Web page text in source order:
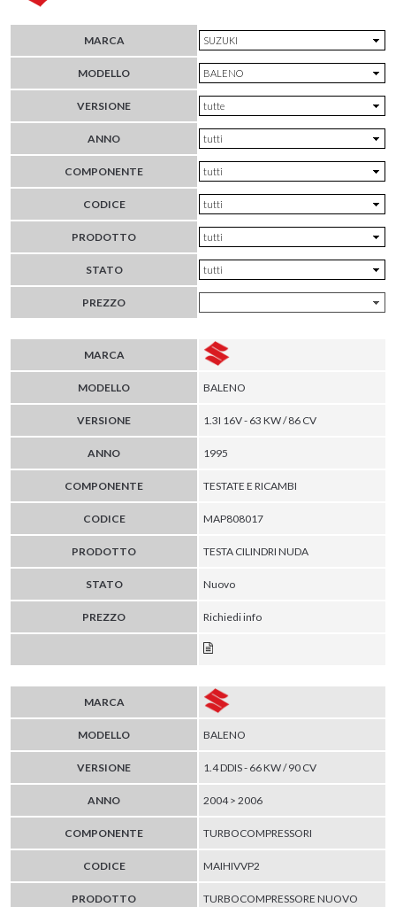
MARCA
MODELLO
VERSIONE
ANNO
COMPONENTE
CODICE
PRODOTTO
STATO
PREZZO
MARCA
MODELLO BALENO
VERSIONE 1.3I 16V - 63 KW / 86 CV
ANNO 1995
COMPONENTE TESTATE E RICAMBI
CODICE MAP808017
PRODOTTO TESTA CILINDRI NUDA
STATO Nuovo
PREZZO Richiedi info
MARCA
MODELLO BALENO
VERSIONE 1.4 DDIS - 66 KW / 90 CV
ANNO 2004 > 2006
COMPONENTE TURBOCOMPRESSORI
CODICE MAIHIVVP2
PRODOTTO TURBOCOMPRESSORE NUOVO